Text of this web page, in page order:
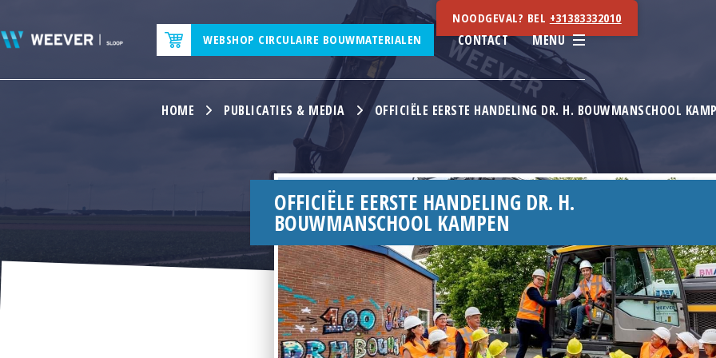
WEBSHOP CIRCULAIRE BOUWMATERIALEN CONTACT MENU
NOODGEVAL? BEL +31383332010
HOME PUBLICATIES & MEDIA OFFICIËLE EERSTE HANDELING DR. H. BOUWMANSCHOOL
OFFICIËLE EERSTE HANDELING DR. H.
BOUWMANSCHOOL KAMPEN